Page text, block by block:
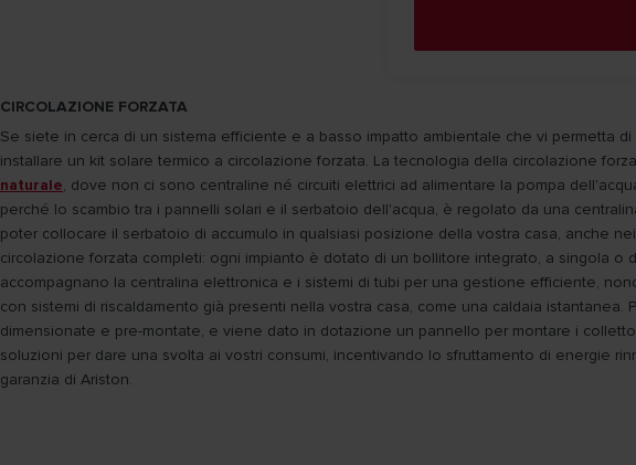
CIRCOLAZIONE FORZATA
Se siete in cerca di un sistema efficiente e a basso impatto ambientale che vi permetta
installare un kit solare termico a circolazione forzata. La tecnologia della circolazione
naturale, dove non ci sono centraline né circuiti elettrici ad alimentare la pompa
perché lo scambio tra i pannelli solari e il serbatoio dell'acqua, è regolato da una
poter collocare il serbatoio di accumulo in qualsiasi posizione della vostra casa, anche
circolazione forzata completi: ogni impianto è dotato di un bollitore integrato, a singola
accompagnano la centralina elettronica e i sistemi di tubi per una gestione efficiente,
con sistemi di riscaldamento già presenti nella vostra casa, come una caldaia
dimensionate e pre-montate, e viene dato in dotazione un pannello per montare i
soluzioni per dare una svolta ai vostri consumi, incentivando lo sfruttamento di energie
garanzia di Ariston.